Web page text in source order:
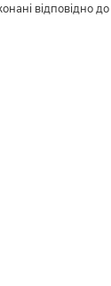
відповідно до